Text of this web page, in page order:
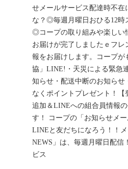
せメールサービス配達時不
な？◎毎週月曜日おひる12時
◎コープの取り組みや楽しい
お届けが完了しましたｅフ
報をお届けします。コープ
協」LINE!・天災による緊急
知らせ・配送中断のお知ら
なくポイントプレゼント！
追加＆LINEへの組合員情報
す！ コープの「お知らせメ
LINEと友だちになろう！！
NEWS」は、毎週月曜日配信
ビス